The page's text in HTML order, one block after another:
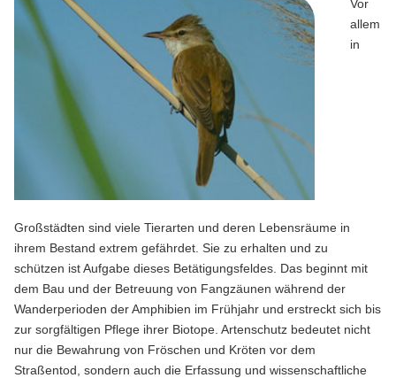
Vor
allem
in
Großstädten sind viele Tierarten und deren Lebensräume in
ihrem Bestand extrem gefährdet. Sie zu erhalten und zu
schützen ist Aufgabe dieses Betätigungsfeldes. Das beginnt mit
dem Bau und der Betreuung von Fangzäunen während der
Wanderperioden der Amphibien im Frühjahr und erstreckt sich bis
zur sorgfältigen Pflege ihrer Biotope. Artenschutz bedeutet nicht
nur die Bewahrung von Fröschen und Kröten vor dem
Straßentod, sondern auch die Erfassung und wissenschaftliche